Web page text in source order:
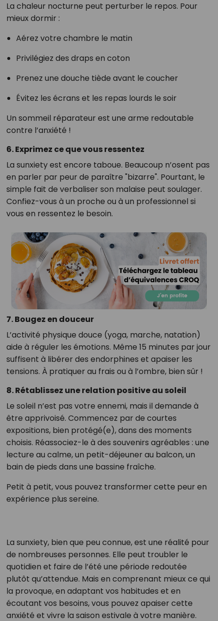
La chaleur nocturne peut perturber le repos. Pour
mieux dormir :
Aérez votre chambre le matin
Privilégiez des draps en coton
Prenez une douche tiède avant le coucher
Évitez les écrans et les repas lourds le soir
Un sommeil réparateur est une arme redoutable
contre l’anxiété !
6.Exprimez ce que vous ressentez
La sunxiety est encore taboue. Beaucoup n’osent pas
en parler par peur de paraître "bizarre". Pourtant, le
simple fait de verbaliser son malaise peut soulager.
Confiez-vous à un proche ou à un professionnel si
vous en ressentez le besoin.
7.Bougez en douceur
L’activité physique douce (yoga, marche, natation)
aide à réguler les émotions. Même 15 minutes par jour
suffisent à libérer des endorphines et apaiser les
tensions. À pratiquer au frais ou à l’ombre, bien sûr !
8.Rétablissez une relation positive au soleil
Le soleil n’est pas votre ennemi, mais il demande à
être apprivoisé. Commencez par de courtes
expositions, bien protégé(e), dans des moments
choisis. Réassociez-le à des souvenirs agréables : une
lecture au calme, un petit-déjeuner au balcon, un
bain de pieds dans une bassine fraîche.
Petit à petit, vous pouvez transformer cette peur en
expérience plus sereine.
La sunxiety, bien que peu connue, est une réalité pour
de nombreuses personnes. Elle peut troubler le
quotidien et faire de l’été une période redoutée
plutôt qu’attendue. Mais en comprenant mieux ce qui
la provoque, en adaptant vos habitudes et en
écoutant vos besoins, vous pouvez apaiser cette
anxiété et vivre la saison estivale à votre manière.